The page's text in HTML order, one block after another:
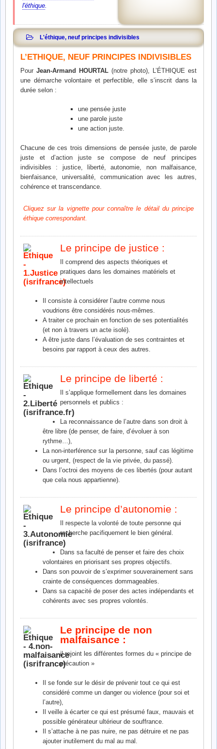
l'éthique.
L'éthique, neuf principes indivisibles
L’ETHIQUE, NEUF PRINCIPES INDIVISIBLES
Pour Jean-Armand HOURTAL (notre photo), L’ÉTHIQUE est
une démarche volontaire et perfectible, elle s’inscrit dans la
durée selon :
une pensée juste
une parole juste
une action juste.
Chacune de ces trois dimensions de pensée juste, de parole
juste et d’action juste se compose de neuf principes
indivisibles : justice, liberté, autonomie, non malfaisance,
bienfaisance, universalité, communication avec les autres,
cohérence et transcendance.
Cliquez sur la vignette pour connaître le détail du principe
éthique correspondant.
Le principe de justice :
Il comprend des aspects théoriques et
pratiques dans les domaines matériels et
intellectuels
Il consiste à considérer l’autre comme nous
voudrions être considérés nous-mêmes.
A traiter ce prochain en fonction de ses potentialités
(et non à travers un acte isolé).
A être juste dans l’évaluation de ses contraintes et
besoins par rapport à ceux des autres.
Le principe de liberté :
Il s’applique formellement dans les domaines
personnels et publics :
La reconnaissance de l’autre dans son droit à
être libre (de penser, de faire, d’évoluer à son
rythme…),
La non-interférence sur la personne, sauf cas légitime
ou urgent, (respect de la vie privée, du passé).
Dans l’octroi des moyens de ces libertés (pour autant
que cela nous appartienne).
Le principe d’autonomie :
Il respecte la volonté de toute personne qui
recherche pacifiquement le bien général.
Dans sa faculté de penser et faire des choix
volontaires en priorisant ses propres objectifs.
Dans son pouvoir de s’exprimer souverainement sans
crainte de conséquences dommageables.
Dans sa capacité de poser des actes indépendants et
cohérents avec ses propres volontés.
Le principe de non
malfaisance :
il rejoint les différentes formes du « principe de
précaution »
Il se fonde sur le désir de prévenir tout ce qui est
considéré comme un danger ou violence (pour soi et
l’autre),
Il veille à écarter ce qui est présumé faux, mauvais et
possible générateur ultérieur de souffrance.
Il s’attache à ne pas nuire, ne pas détruire et ne pas
ajouter inutilement du mal au mal.